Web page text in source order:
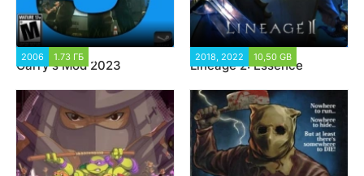
2006 1.73 ГБ
Garry's Mod 2023
2018, 2022 10,50 GB
Lineage 2: Essence